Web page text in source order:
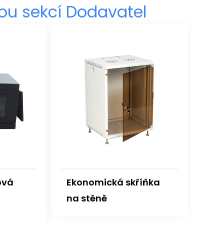
sekcí Dodavatel
Ekonomická skříňka
na stěně